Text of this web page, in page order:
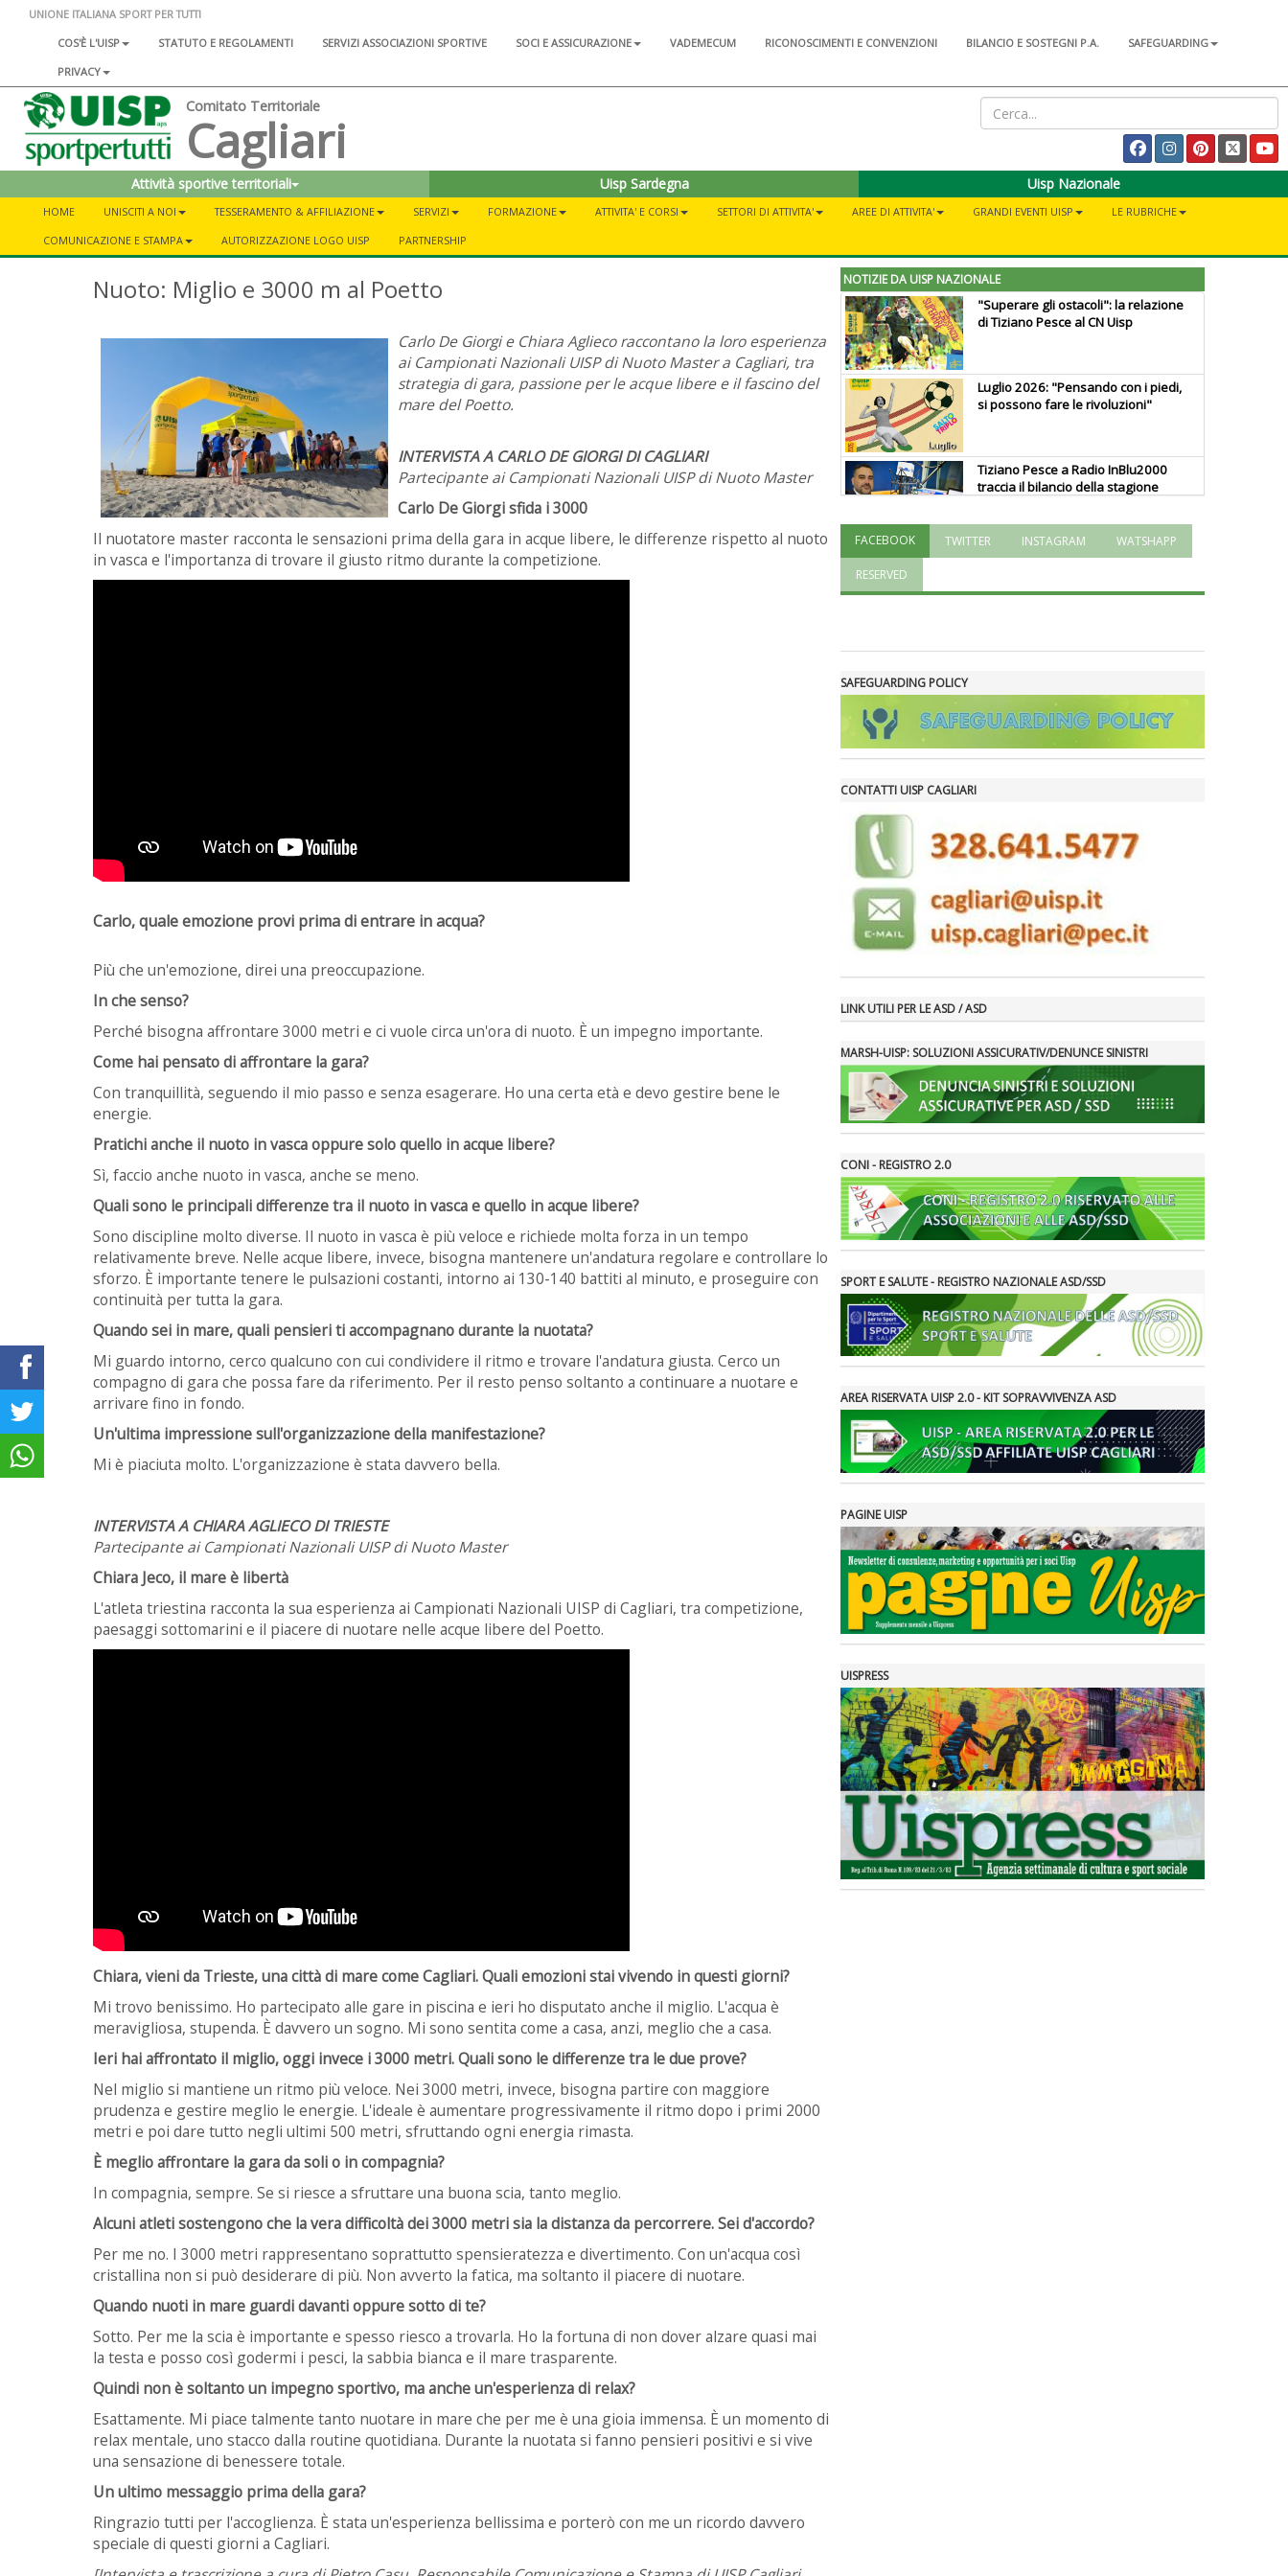
UNIONE ITALIANA SPORT PER TUTTI
COS'È L'UISP
STATUTO E REGOLAMENTI SERVIZI ASSOCIAZIONI SPORTIVE SOCI E ASSICURAZIONE VADEMECUM RICONOSCIMENTI E CONVENZIONI BILANCIO E SOSTEGNI P.A.
SAFEGUARDING
PRIVACY
Comitato Territoriale
Cagliari
Attività sportive territoriali Uisp Sardegna Uisp Nazionale
HOME UNISCITI A NOI TESSERAMENTO & AFFILIAZIONE SERVIZI FORMAZIONE ATTIVITA' E CORSI SETTORI DI ATTIVITA' AREE DI ATTIVITA' GRANDI EVENTI UISP
LE RUBRICHE
COMUNICAZIONE E STAMPA
AUTORIZZAZIONE LOGO UISP PARTNERSHIP
Nuoto: Miglio e 3000 m al Poetto
Carlo De Giorgi e Chiara Aglieco raccontano la loro esperienza
ai Campionati Nazionali UISP di Nuoto Master a Cagliari, tra
strategia di gara, passione per le acque libere e il fascino del
mare del Poetto.
INTERVISTA A CARLO DE GIORGI DI CAGLIARI
Partecipante ai Campionati Nazionali UISP di Nuoto Master
Carlo De Giorgi sfida i 3000
Il nuotatore master racconta le sensazioni prima della gara in acque libere, le differenze rispetto al nuoto
in vasca e l'importanza di trovare il giusto ritmo durante la competizione.
Carlo, quale emozione provi prima di entrare in acqua?
Più che un'emozione, direi una preoccupazione.
In che senso?
Perché bisogna affrontare 3000 metri e ci vuole circa un'ora di nuoto. È un impegno importante.
Come hai pensato di affrontare la gara?
Con tranquillità, seguendo il mio passo e senza esagerare. Ho una certa età e devo gestire bene le
energie.
Pratichi anche il nuoto in vasca oppure solo quello in acque libere?
Sì, faccio anche nuoto in vasca, anche se meno.
Quali sono le principali differenze tra il nuoto in vasca e quello in acque libere?
Sono discipline molto diverse. Il nuoto in vasca è più veloce e richiede molta forza in un tempo
relativamente breve. Nelle acque libere, invece, bisogna mantenere un'andatura regolare e controllare lo
sforzo. È importante tenere le pulsazioni costanti, intorno ai 130-140 battiti al minuto, e proseguire con
continuità per tutta la gara.
Quando sei in mare, quali pensieri ti accompagnano durante la nuotata?
Mi guardo intorno, cerco qualcuno con cui condividere il ritmo e trovare l'andatura giusta. Cerco un
compagno di gara che possa fare da riferimento. Per il resto penso soltanto a continuare a nuotare e
arrivare fino in fondo.
Un'ultima impressione sull'organizzazione della manifestazione?
Mi è piaciuta molto. L'organizzazione è stata davvero bella.
INTERVISTA A CHIARA AGLIECO DI TRIESTE
Partecipante ai Campionati Nazionali UISP di Nuoto Master
Chiara Jeco, il mare è libertà
L'atleta triestina racconta la sua esperienza ai Campionati Nazionali UISP di Cagliari, tra competizione,
paesaggi sottomarini e il piacere di nuotare nelle acque libere del Poetto.
Chiara, vieni da Trieste, una città di mare come Cagliari. Quali emozioni stai vivendo in questi giorni?
Mi trovo benissimo. Ho partecipato alle gare in piscina e ieri ho disputato anche il miglio. L'acqua è
meravigliosa, stupenda. È davvero un sogno. Mi sono sentita come a casa, anzi, meglio che a casa.
Ieri hai affrontato il miglio, oggi invece i 3000 metri. Quali sono le differenze tra le due prove?
Nel miglio si mantiene un ritmo più veloce. Nei 3000 metri, invece, bisogna partire con maggiore
prudenza e gestire meglio le energie. L'ideale è aumentare progressivamente il ritmo dopo i primi 2000
metri e poi dare tutto negli ultimi 500 metri, sfruttando ogni energia rimasta.
È meglio affrontare la gara da soli o in compagnia?
In compagnia, sempre. Se si riesce a sfruttare una buona scia, tanto meglio.
Alcuni atleti sostengono che la vera difficoltà dei 3000 metri sia la distanza da percorrere. Sei d'accordo?
Per me no. I 3000 metri rappresentano soprattutto spensieratezza e divertimento. Con un'acqua così
cristallina non si può desiderare di più. Non avverto la fatica, ma soltanto il piacere di nuotare.
Quando nuoti in mare guardi davanti oppure sotto di te?
Sotto. Per me la scia è importante e spesso riesco a trovarla. Ho la fortuna di non dover alzare quasi mai
la testa e posso così godermi i pesci, la sabbia bianca e il mare trasparente.
Quindi non è soltanto un impegno sportivo, ma anche un'esperienza di relax?
Esattamente. Mi piace talmente tanto nuotare in mare che per me è una gioia immensa. È un momento di
relax mentale, uno stacco dalla routine quotidiana. Durante la nuotata si fanno pensieri positivi e si vive
una sensazione di benessere totale.
Un ultimo messaggio prima della gara?
Ringrazio tutti per l'accoglienza. È stata un'esperienza bellissima e porterò con me un ricordo davvero
speciale di questi giorni a Cagliari.
NOTIZIE DA UISP NAZIONALE
"Superare gli ostacoli": la relazione
di Tiziano Pesce al CN Uisp
Luglio 2026: "Pensando con i piedi,
si possono fare le rivoluzioni"
Tiziano Pesce a Radio InBlu2000
traccia il bilancio della stagione
prosegue anche in estate
Tiziano Pesce nel Cda di
Fondazione Terzjus: prima riunione
a Roma
FACEBOOK TWITTER INSTAGRAM WATSHAPP
RESERVED
SAFEGUARDING POLICY
CONTATTI UISP CAGLIARI
LINK UTILI PER LE ASD / ASD
MARSH-UISP: SOLUZIONI ASSICURATIV/DENUNCE SINISTRI
CONI - REGISTRO 2.0
SPORT E SALUTE - REGISTRO NAZIONALE ASD/SSD
AREA RISERVATA UISP 2.0 - KIT SOPRAVVIVENZA ASD
PAGINE UISP
UISPRESS